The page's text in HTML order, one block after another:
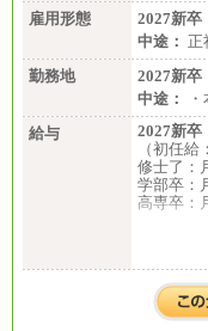
雇用形態
2027新卒
中途： 正
勤務地
2027新卒
中途：
給与
2027新卒
（初任給
修士了：
学部卒：
高専卒：
月給
想定年
入社時